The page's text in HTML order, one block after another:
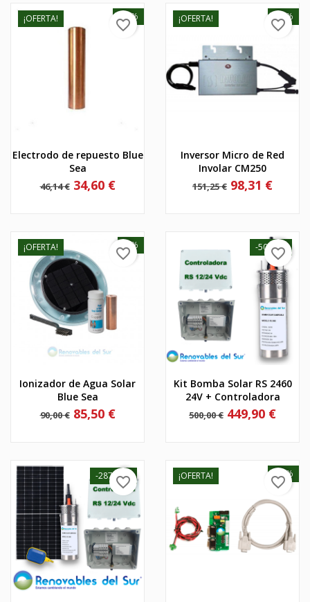
¡OFERTA!
Electrodo de repuesto Blue
Sea
Precio
base
46,14 €
-25%
Precio
34,60 €
favorite_border ¡OFERTA!
Inversor Micro de Red
Involar CM250
Precio
base
151,25 €
-35%
Precio
98,31 €
favorite_border
¡OFERTA!
Ionizador de Agua Solar
Blue Sea
Precio
base
90,00 €
-5%
Precio
85,50 €
favorite_border
Kit Bomba Solar RS 2460
24V + Controladora
Precio
base
500,00 €
-50,10 €
Precio
449,90 €
favorite_border
-287,50 €
favorite_border ¡OFERTA! -75%
favorite_border